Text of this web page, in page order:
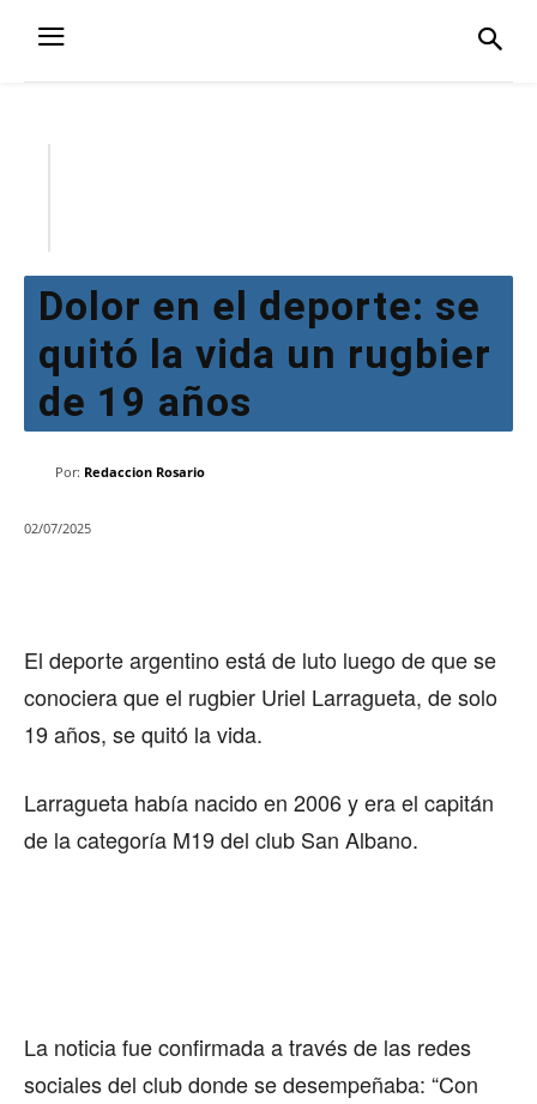
Dolor en el deporte: se
quitó la vida un rugbier
de 19 años
Por: Redaccion Rosario
02/07/2025
El deporte argentino está de luto luego de que se
conociera que el rugbier Uriel Larragueta, de solo
19 años, se quitó la vida.
Larragueta había nacido en 2006 y era el capitán
de la categoría M19 del club San Albano.
La noticia fue confirmada a través de las redes
sociales del club donde se desempeñaba: “Con